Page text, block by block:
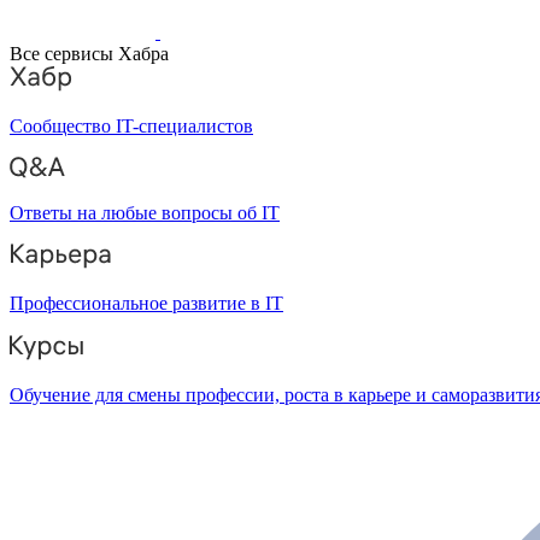
Все сервисы Хабра
Сообщество IT-специалистов
Ответы на любые вопросы об IT
Профессиональное развитие в IT
Обучение для смены профессии, роста в карьере и